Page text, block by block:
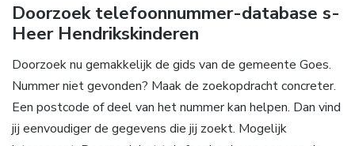
Doorzoek telefoonnummer-database s-
Heer Hendrikskinderen
Doorzoek nu gemakkelijk de gids van de gemeente Goes.
Nummer niet gevonden? Maak de zoekopdracht concreter.
Een postcode of deel van het nummer kan helpen. Dan vind
jij eenvoudiger de gegevens die jij zoekt. Mogelijk